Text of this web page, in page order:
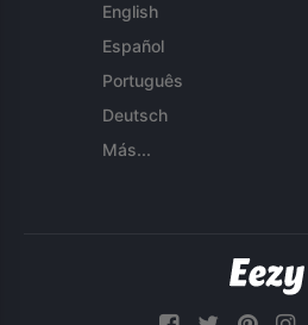
English
Español
Português
Deutsch
Más...